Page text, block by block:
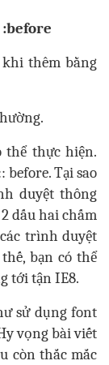
thêm bằng
thể thực hiện.
before. Tại sao
duyệt thông
dấu hai chấm
trình duyệt
bạn có thể
tới tận IE8.
sử dụng font
vọng bài viết
còn thắc mắc